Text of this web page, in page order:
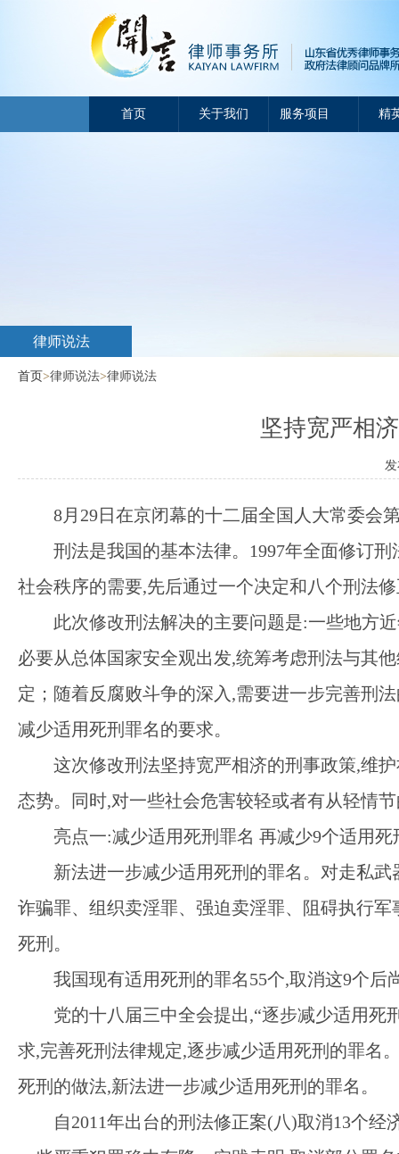
首页 关于我们 服务项目 精
律师说法
首页>律师说法>律师说法
坚持宽严相
发
8月29日在京闭幕的十二届全国人大常委会
刑法是我国的基本法律。 1997年全面修订
社会秩序的需要,先后通过一个决定和八个刑法
此次修改刑法解决的主要问题是:一些地方
必要从总体国家安全观出发,统筹考虑刑法与其
定；随着反腐败斗争的深入,需要进一步完善刑
减少适用死刑罪名的要求。
这次修改刑法坚持宽严相济的刑事政策,维
态势。同时,对一些社会危害较轻或者有从轻情
亮点一:减少适用死刑罪名 再减少9个适用
新法进一步减少适用死刑的罪名。对走私
诈骗罪、组织卖淫罪、强迫卖淫罪、阻碍执行
死刑。
我国现有适用死刑的罪名55个,取消这9个后
党的十八届三中全会提出,“逐步减少适用死
求,完善死刑法律规定,逐步减少适用死刑的罪名
死刑的做法,新法进一步减少适用死刑的罪名。
自2011年出台的刑法修正案(八)取消13个